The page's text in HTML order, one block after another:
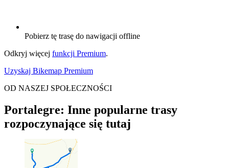
Pobierz tę trasę do nawigacji offline
Odkryj więcej funkcji Premium.
Uzyskaj Bikemap Premium
OD NASZEJ SPOŁECZNOŚCI
Portalegre: Inne popularne trasy
rozpoczynające się tutaj